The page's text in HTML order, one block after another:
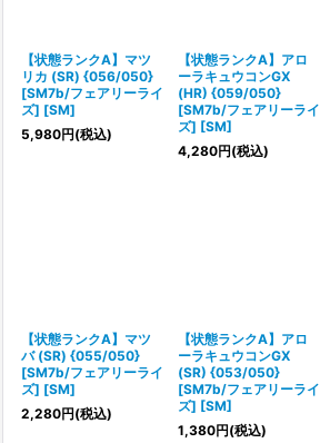
【状態ランクA】マツ
リカ (SR) {056/050}
[SM7b/フェアリーライ
ズ] [SM]
5,980円(税込)
【状態ランクA】アロ
ーラキュウコンGX
(HR) {059/050}
[SM7b/フェアリーライ
ズ] [SM]
4,280円(税込)
【状態ランクA】マツ
バ (SR) {055/050}
[SM7b/フェアリーライ
ズ] [SM]
2,280円(税込)
【状態ランクA】アロ
ーラキュウコンGX
(SR) {053/050}
[SM7b/フェアリーライ
ズ] [SM]
1,380円(税込)